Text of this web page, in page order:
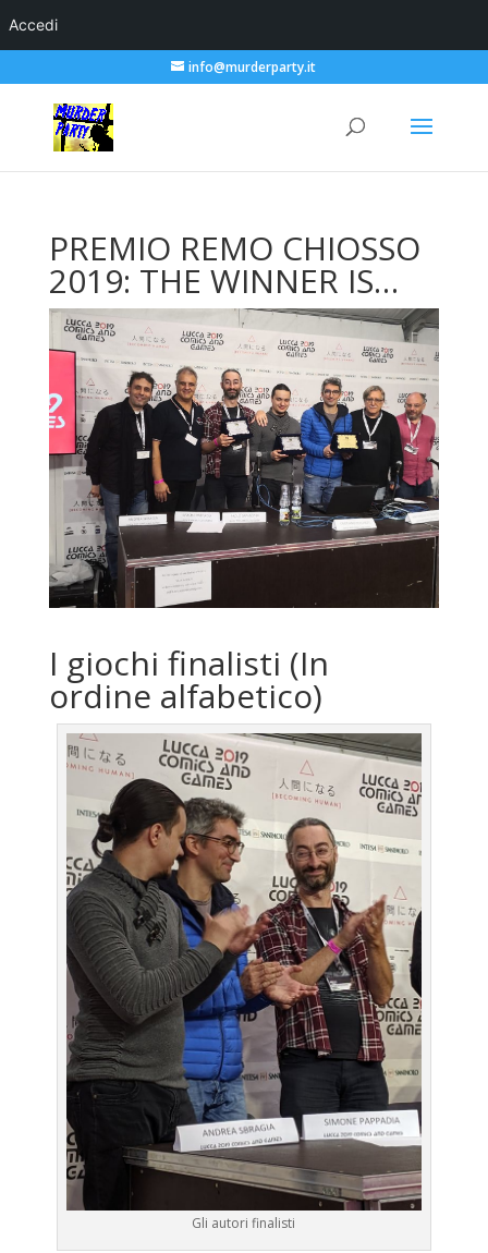
Accedi
info@murderparty.it
PREMIO REMO CHIOSSO
2019: THE WINNER IS…
I giochi finalisti (In
ordine alfabetico)
Gli autori finalisti